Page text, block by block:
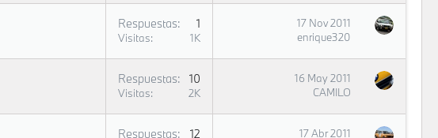
Respuestas 1
Visitas 1K
17 Nov 2011
enrique320
Respuestas 10
Visitas 2K
16 May 2011
CAMILO
Respuestas 12
17 Abr 2011